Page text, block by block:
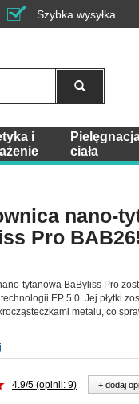
Szybka wysyłka
i
ciała
nano-
Pro
tytanowa BaByliss Pro
EP 5.0. Jej płytki
metalu, co
4.9/5 (opinii: 9) + dodaj